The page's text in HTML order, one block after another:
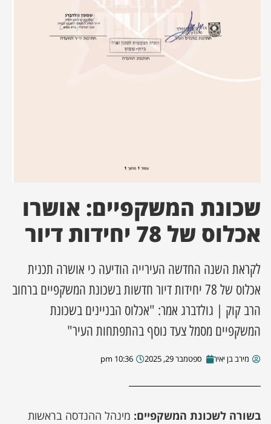
מסע מלחמה
שכונת המשקפיים: אושרו
אכלוס של 78 יחידות דיור
לקראת השנה החדשה העירייה הודיעה כי אושרה תכנית
אכלוס של 78 יחידות דיור חדשות בשכונת המשקפיים ברחוב
הרב קוק | גולדברג אמר: "אכלוס הבניינים בשכונת
המשקפיים מסמל צעד נוסף בהתפתחות העיר"
מירב בן יאיר ספטמבר 29, 2025 10:36 pm
בשורה לשכונת המשקפיים: מינהל ההנדסה בראשות